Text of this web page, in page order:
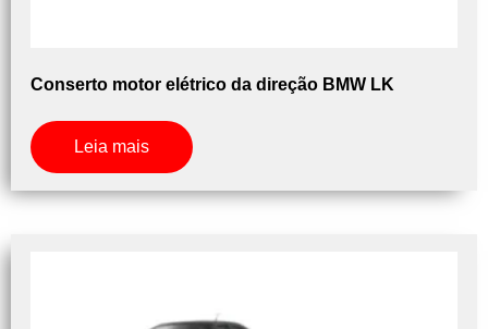
Conserto motor elétrico da direção BMW LK
Leia mais